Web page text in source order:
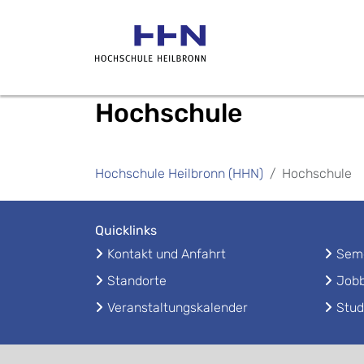
Hochschule
Hochschule Heilbronn (HHN) Hochschule
Quicklinks
Kontakt und Anfahrt
Standorte
Veranstaltungskalender